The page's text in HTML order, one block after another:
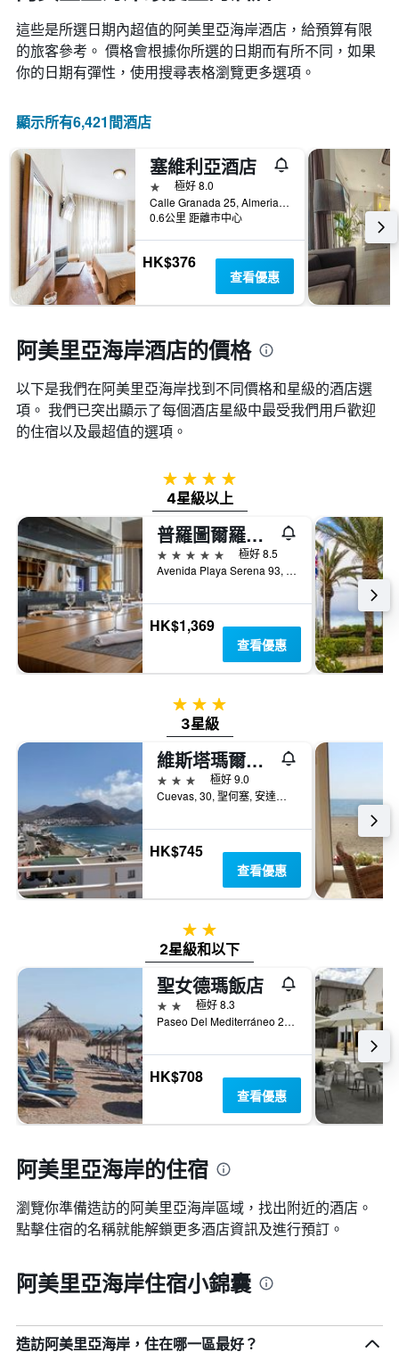
這些是所選日期內超值的阿美里亞海岸​酒店，給預算有限
的旅客參考。 價格會根據你所選的日期而有所不同，如果
你的日期有彈性，使用搜尋表格瀏覽更多選項。
顯示所有6,421間酒店
塞維利亞酒店
1星級極好 8.0
Calle Granada 25, Almeria Province/阿爾梅里亞省, 安達魯西亞, 西班牙
0.6公里 距離市中心
HK$376
查看優惠
阿美里亞海岸酒店的價格
以下是我們在阿美里亞海岸找到不同價格和星級的酒店選
項。 我們已突出顯示了每個酒店星級中最受我們用戶歡迎
的住宿以及最超值的選項。
4星級
4星級以上
普羅圖爾羅奎塔斯 SPA 飯店
5星級
極好 8.5
Avenida Playa Serena 93, 濱海羅克塔斯, 安達魯西亞, 西班牙
HK$1,369
查看優惠
3星級
3星級
維斯塔瑪爾聖何塞公寓式酒店
3星級
極好 9.0
Cuevas, 30, 聖何塞, 安達魯西亞, 西班牙
HK$745
查看優惠
2星級
2星級和以下
聖女德瑪飯店
2星級
極好 8.3
Paseo Del Mediterráneo 245, 莫哈卡爾, 安達魯西亞, 西班牙
HK$708
查看優惠
阿美里亞海岸的住宿
瀏覽你準備造訪的阿美里亞海岸區域，找出附近的酒店。
點擊住宿的名稱就能解鎖更多酒店資訊及進行預訂。
阿美里亞海岸住宿小錦囊
造訪阿美里亞海岸，住在哪一區最好？